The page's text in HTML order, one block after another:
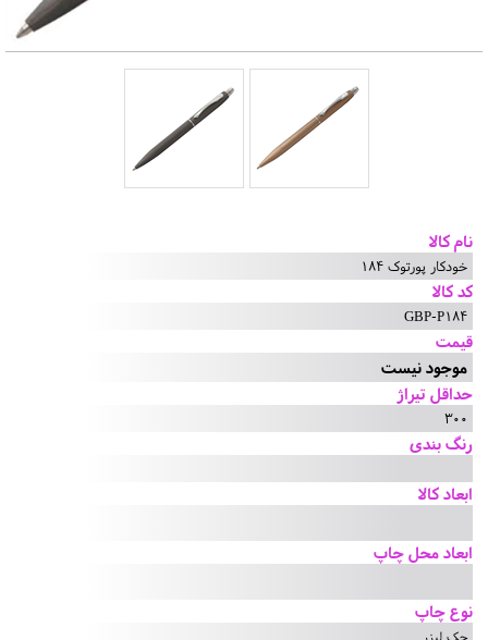
نام کالا
خودکار پورتوک 184
کد کالا
GBP-P184
قیمت
موجود نیست
حداقل تیراژ
300
رنگ بندی
ابعاد کالا
ابعاد محل چاپ
نوع چاپ